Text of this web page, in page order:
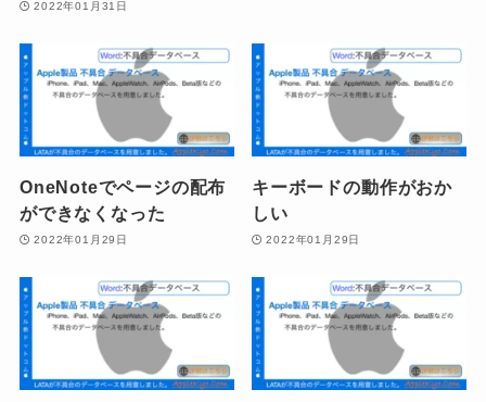
2022年01月31日
OneNoteでページの配布
ができなくなった
2022年01月29日
キーボードの動作がおか
しい
2022年01月29日